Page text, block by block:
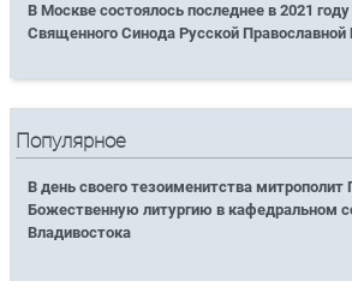
В Москве состоялось последнее в 2021
Священного Синода Русской Православной
Популярное
В день своего тезоименитства
Божественную литургию в кафедральном
Владивостока